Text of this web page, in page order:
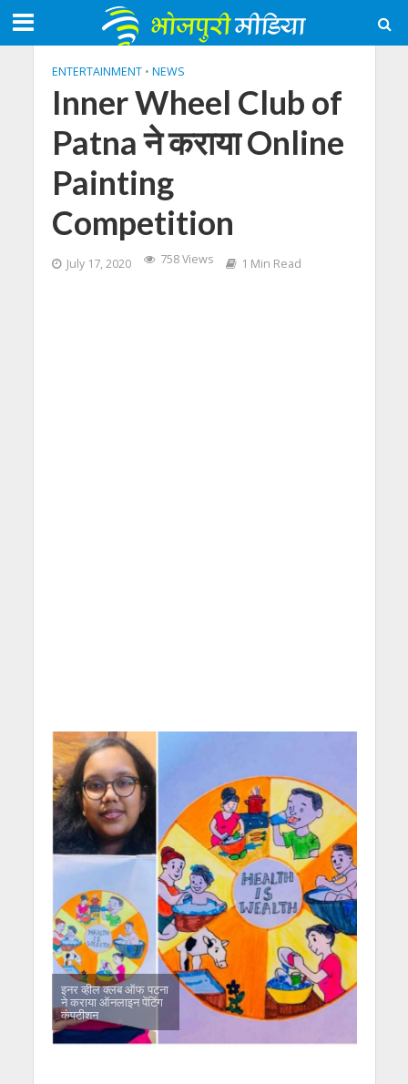
ENTERTAINMENT • NEWS
Inner Wheel Club of
Patna ने कराया Online
Painting
Competition
July 17, 2020 758 Views 1 Min Read
इनर व्हील क्लब ऑफ पटना
ने कराया ऑनलाइन पेंटिंग
कंपटीशन